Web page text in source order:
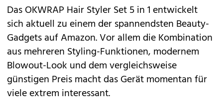
DasOKWRAP Hair Styler Set 5 in 1entwickelt
sich aktuell zu einem der spannendsten Beauty-
Gadgets aufAmazon. Vor allem die Kombination
aus mehreren Styling-Funktionen, modernem
Blowout-Look und dem vergleichsweise
günstigen Preis macht das Gerät momentan für
viele extrem interessant.